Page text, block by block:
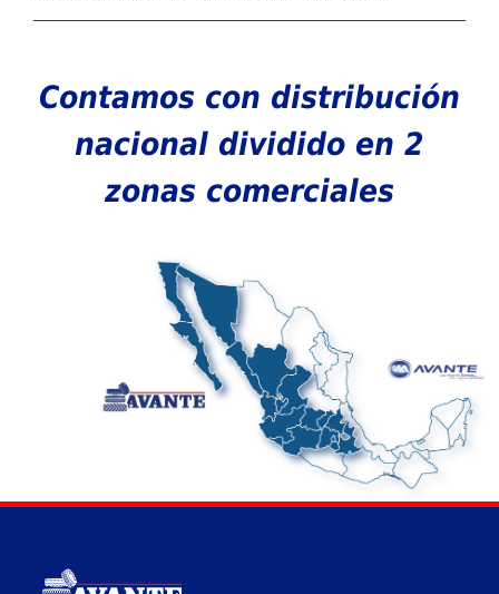
Contamos con distribución
nacional dividido en 2
zonas comerciales